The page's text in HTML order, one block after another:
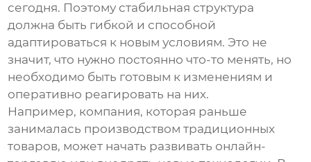
сегодня. Поэтому стабильная структура
должна быть гибкой и способной
адаптироваться к новым условиям. Это не
значит, что нужно постоянно что-то менять, но
необходимо быть готовым к изменениям и
оперативно реагировать на них.
Например, компания, которая раньше
занималась производством традиционных
товаров, может начать развивать онлайн-